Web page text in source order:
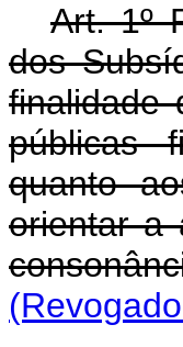
Art. 1º
dos
finalidade
públicas
quanto
orientar a